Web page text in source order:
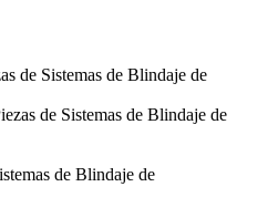
de Sistemas de Blindaje de
de Sistemas de Blindaje de
de Blindaje de